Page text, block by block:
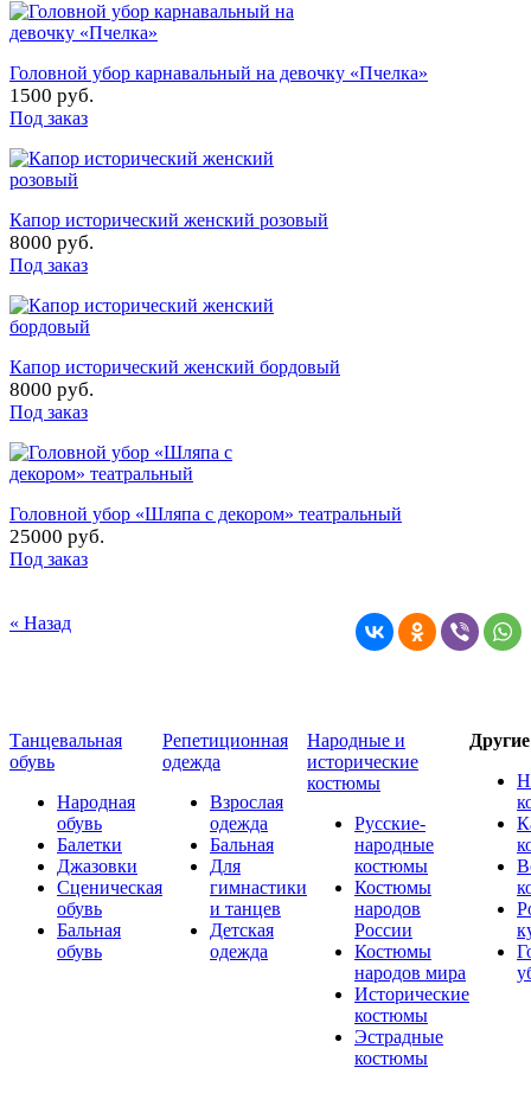
Головной убор карнавальный на девочку «Пчелка»
1500 руб.
Под заказ
Капор исторический женский розовый
8000 руб.
Под заказ
Капор исторический женский бордовый
8000 руб.
Под заказ
Головной убор «Шляпа с декором» театральный
25000 руб.
Под заказ
« Назад
Танцевальная
обувь
Народная
обувь
Балетки
Джазовки
Сценическая
обувь
Бальная
обувь
Репетиционная
одежда
Взрослая
одежда
Бальная
Для
гимнастики
и танцев
Детская
одежда
Народные и
исторические
костюмы
Русские-
народные
костюмы
Костюмы
народов
России
Костюмы
народов мира
Исторические
костюмы
Эстрадные
костюмы